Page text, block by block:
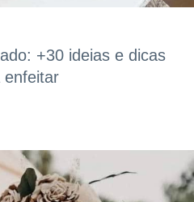
+30 ideias e dicas
enfeitar